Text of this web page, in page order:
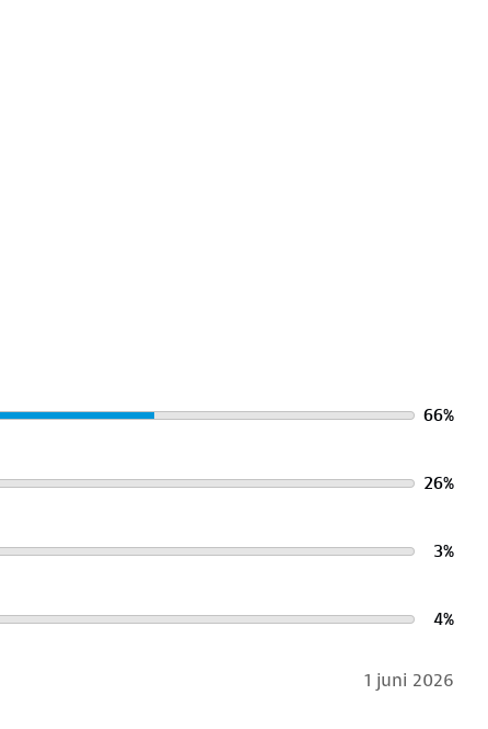
jas maakt je beter zichtbaar in het donker en bij
zakken. Of je nu gaat wandelen, fietsen of
jas ben je klaar voor elk avontuur!
toe? Lever het in bij onze winkels. Wij
66%
26%
3%
4%
1 juni 2026